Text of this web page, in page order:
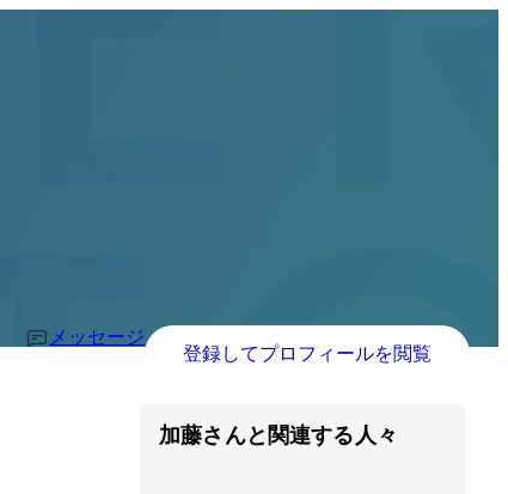
メッセージ
登録してプロフィールを閲覧
加藤さんと関連する人々